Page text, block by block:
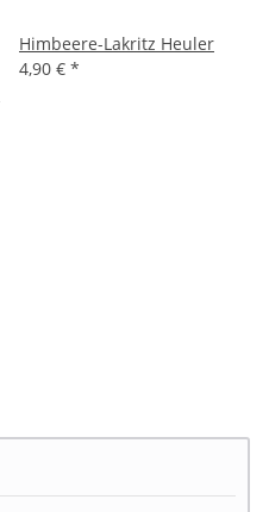
Himbeere-Lakritz Heuler
4,90 € *